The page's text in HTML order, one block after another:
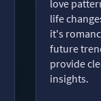
love
life
it's
future
provide
insights.